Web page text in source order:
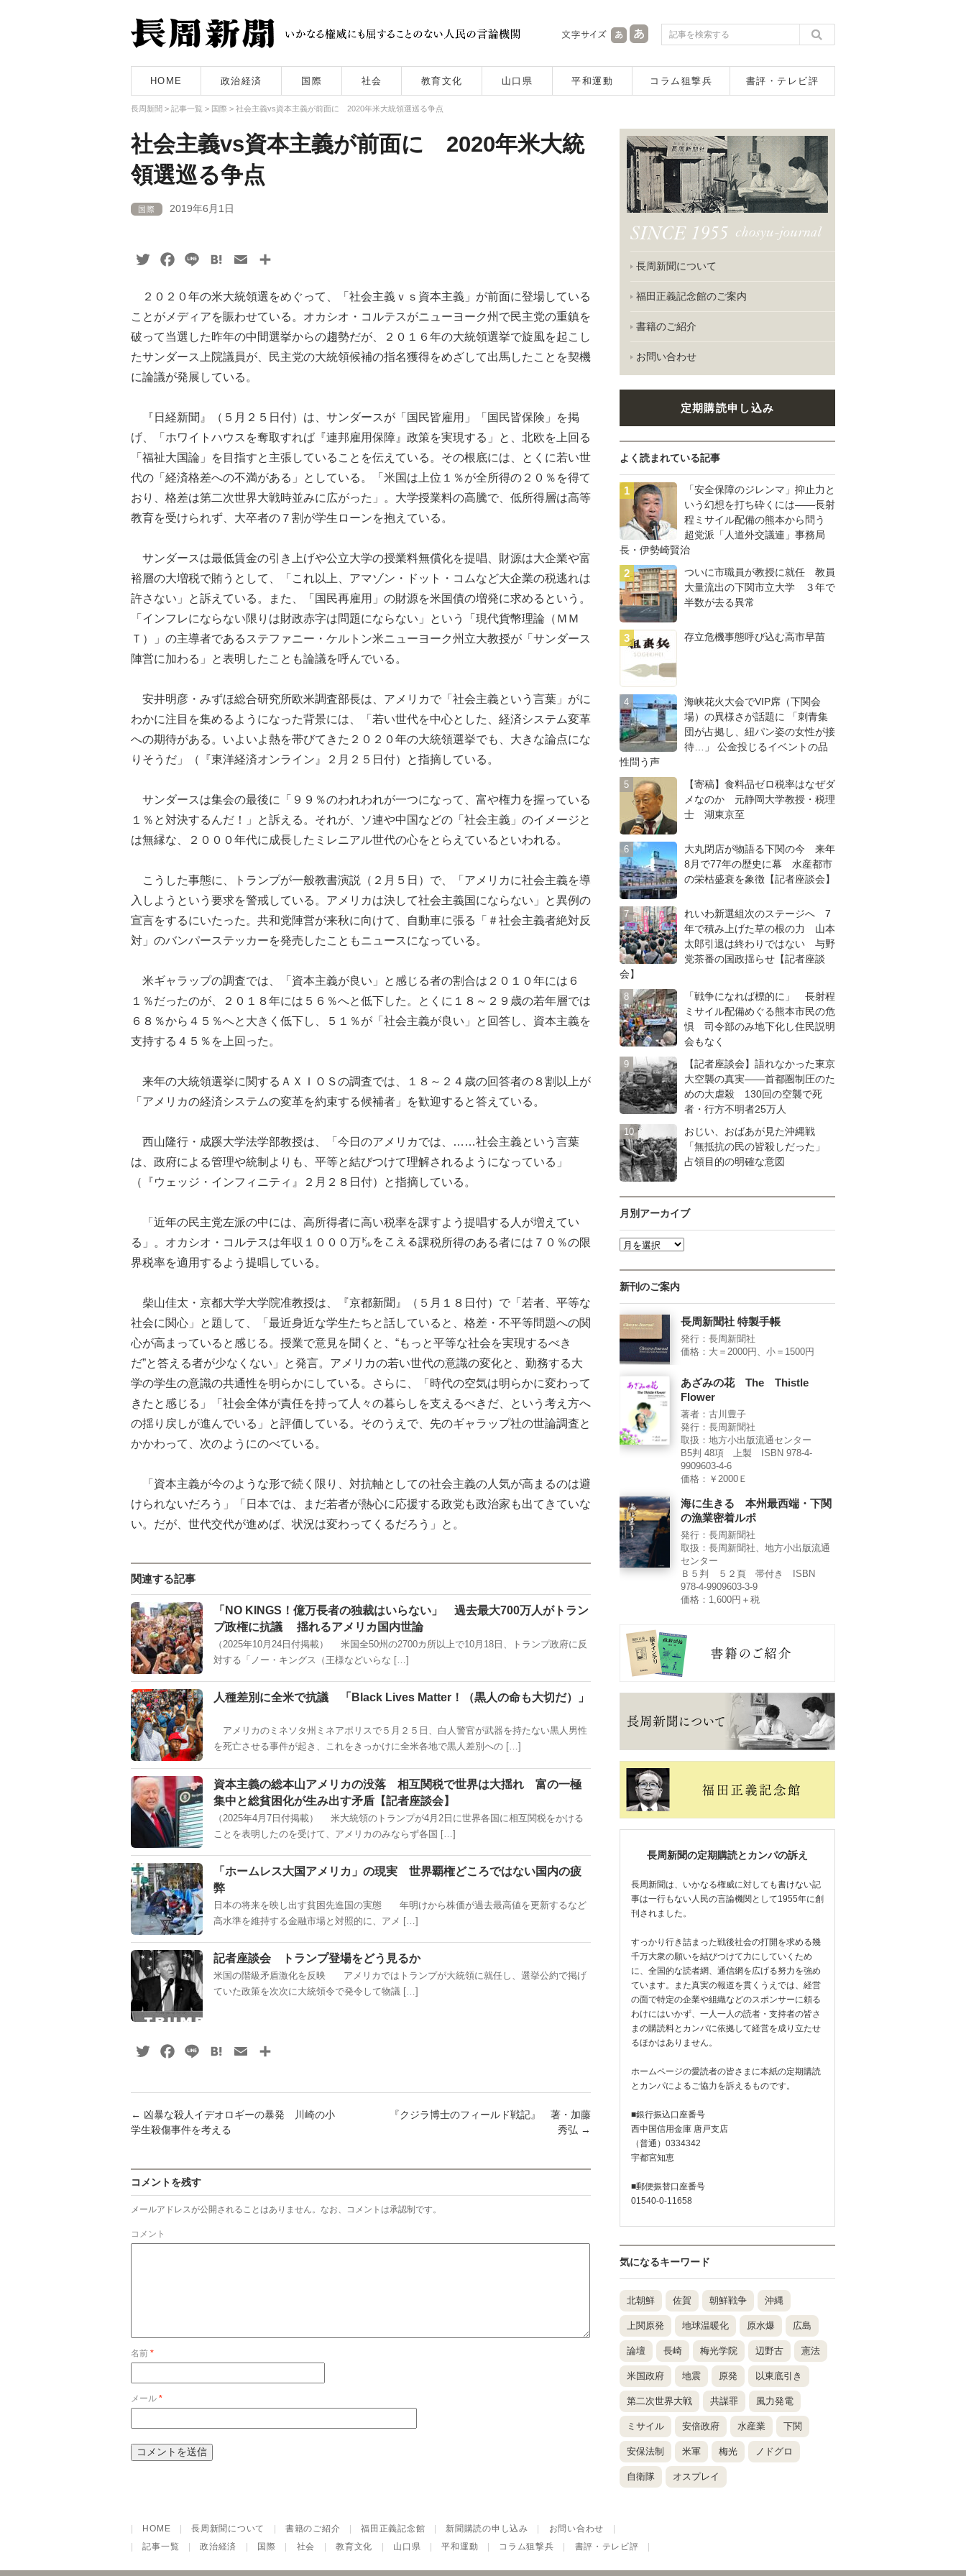
HOME 政治経済 国際 社会 教育文化 山口県 平和運動 コラム狙撃兵 書評・テレビ評
長周新聞 > 記事一覧 > 国際 > 社会主義vs資本主義が前面に 2020年米大統領選巡る争点
社会主義vs資本主義が前面に 2020年米大統
領選巡る争点
国際 2019年6月1日
TwitterFacebook
Line HatenaEmail
２０２０年の米大統領選をめぐって、「社会主義ｖｓ資本主義」が前面に登場している
ことがメディアを賑わせている。オカシオ・コルテスがニューヨーク州で民主党の重鎮を
破って当選した昨年の中間選挙からの趨勢だが、２０１６年の大統領選挙で旋風を起こし
たサンダース上院議員が、民主党の大統領候補の指名獲得をめざして出馬したことを契機
に論議が発展している。
『日経新聞』（５月２５日付）は、サンダースが「国民皆雇用」「国民皆保険」を掲
げ、「ホワイトハウスを奪取すれば『連邦雇用保障』政策を実現する」と、北欧を上回る
「福祉大国論」を目指すと主張していることを伝えている。その根底には、とくに若い世
代の「経済格差への不満がある」としている。「米国は上位１％が全所得の２０％を得て
おり、格差は第二次世界大戦時並みに広がった」。大学授業料の高騰で、低所得層は高等
教育を受けられず、大卒者の７割が学生ローンを抱えている。
サンダースは最低賃金の引き上げや公立大学の授業料無償化を提唱、財源は大企業や富
裕層の大増税で賄うとして、「これ以上、アマゾン・ドット・コムなど大企業の税逃れは
許さない」と訴えている。また、「国民再雇用」の財源を米国債の増発に求めるという。
「インフレにならない限りは財政赤字は問題にならない」という「現代貨幣理論（ＭＭ
Ｔ）」の主導者であるステファニー・ケルトン米ニューヨーク州立大教授が「サンダース
陣営に加わる」と表明したことも論議を呼んでいる。
安井明彦・みずほ総合研究所欧米調査部長は、アメリカで「社会主義という言葉」がに
わかに注目を集めるようになった背景には、「若い世代を中心とした、経済システム変革
への期待がある。いよいよ熱を帯びてきた２０２０年の大統領選挙でも、大きな論点にな
りそうだ」（『東洋経済オンライン』２月２５日付）と指摘している。
サンダースは集会の最後に「９９％のわれわれが一つになって、富や権力を握っている
１％と対決するんだ！」と訴える。それが、ソ連や中国などの「社会主義」のイメージと
は無縁な、２０００年代に成長したミレニアル世代の心をとらえているといわれる。
こうした事態に、トランプが一般教書演説（２月５日）で、「アメリカに社会主義を導
入しようという要求を警戒している。アメリカは決して社会主義国にならない」と異例の
宣言をするにいたった。共和党陣営が来秋に向けて、自動車に張る「＃社会主義者絶対反
対」のバンパーステッカーを発売したこともニュースになっている。
米ギャラップの調査では、「資本主義が良い」と感じる者の割合は２０１０年には６
１％だったのが、２０１８年には５６％へと低下した。とくに１８～２９歳の若年層では
６８％から４５％へと大きく低下し、５１％が「社会主義が良い」と回答し、資本主義を
支持する４５％を上回った。
来年の大統領選挙に関するＡＸＩＯＳの調査では、１８～２４歳の回答者の８割以上が
「アメリカの経済システムの変革を約束する候補者」を歓迎すると答えている。
西山隆行・成蹊大学法学部教授は、「今日のアメリカでは、……社会主義という言葉
は、政府による管理や統制よりも、平等と結びつけて理解されるようになっている」
（『ウェッジ・インフィニティ』２月２８日付）と指摘している。
「近年の民主党左派の中には、高所得者に高い税率を課すよう提唱する人が増えてい
る」。オカシオ・コルテスは年収１０００万㌦をこえる課税所得のある者には７０％の限
界税率を適用するよう提唱している。
柴山佳太・京都大学大学院准教授は、『京都新聞』（５月１８日付）で「若者、平等な
社会に関心」と題して、「最近身近な学生たちと話していると、格差・不平等問題への関
心が高まっていると感じる。授業で意見を聞くと、“もっと平等な社会を実現するべき
だ”と答える者が少なくない」と発言。アメリカの若い世代の意識の変化と、勤務する大
学の学生の意識の共通性を明らかにしている。さらに、「時代の空気は明らかに変わって
きたと感じる」「社会全体が責任を持って人々の暮らしを支えるべきだ、という考え方へ
の揺り戻しが進んでいる」と評価している。そのうえで、先のギャラップ社の世論調査と
かかわって、次のようにのべている。
「資本主義が今のような形で続く限り、対抗軸としての社会主義の人気が高まるのは避
けられないだろう」「日本では、まだ若者が熱心に応援する政党も政治家も出てきていな
い。だが、世代交代が進めば、状況は変わってくるだろう」と。
関連する記事
「NO KINGS！億万長者の独裁はいらない」 過去最大700万人がトラン
プ政権に抗議 揺れるアメリカ国内世論
（2025年10月24日付掲載） 米国全50州の2700カ所以上で10月18日、トランプ政府に反
対する「ノー・キングス（王様などいらな […]
人種差別に全米で抗議 「Black Lives Matter！（黒人の命も大切だ）」
アメリカのミネソタ州ミネアポリスで５月２５日、白人警官が武器を持たない黒人男性
を死亡させる事件が起き、これをきっかけに全米各地で黒人差別への […]
資本主義の総本山アメリカの没落 相互関税で世界は大揺れ 富の一極
集中と総貧困化が生み出す矛盾【記者座談会】
（2025年4月7日付掲載） 米大統領のトランプが4月2日に世界各国に相互関税をかける
ことを表明したのを受けて、アメリカのみならず各国 […]
「ホームレス大国アメリカ」の現実 世界覇権どころではない国内の疲
弊
日本の将来を映し出す貧困先進国の実態 年明けから株価が過去最高値を更新するなど
高水準を維持する金融市場と対照的に、アメ […]
記者座談会 トランプ登場をどう見るか
米国の階級矛盾激化を反映 アメリカではトランプが大統領に就任し、選挙公約で掲げ
ていた政策を次次に大統領令で発令して物議 […]
TwitterFacebook
Line HatenaEmail
← 凶暴な殺人イデオロギーの暴発 川崎の小
学生殺傷事件を考える
『クジラ博士のフィールド戦記』 著・加藤
秀弘 →
コメントを残す
メールアドレスが公開されることはありません。なお、コメントは承認制です。
コメント
名前 *
メール *
長周新聞について
福田正義記念館のご案内
書籍のご紹介
お問い合わせ
定期購読申し込み
よく読まれている記事
「安全保障のジレンマ」抑止力と
いう幻想を打ち砕くには――長射
程ミサイル配備の熊本から問う
超党派「人道外交議連」事務局
長・伊勢崎賢治
ついに市職員が教授に就任 教員
大量流出の下関市立大学 ３年で
半数が去る異常
存立危機事態呼び込む高市早苗
海峡花火大会でVIP席（下関会
場）の異様さが話題に 「刺青集
団が占拠し、紐パン姿の女性が接
待…」 公金投じるイベントの品
性問う声
【寄稿】食料品ゼロ税率はなぜダ
メなのか 元静岡大学教授・税理
士 湖東京至
大丸閉店が物語る下関の今 来年
8月で77年の歴史に幕 水産都市
の栄枯盛衰を象徴【記者座談会】
れいわ新選組次のステージへ 7
年で積み上げた草の根の力 山本
太郎引退は終わりではない 与野
党茶番の国政揺らせ【記者座談
会】
「戦争になれば標的に」 長射程
ミサイル配備めぐる熊本市民の危
惧 司令部のみ地下化し住民説明
会もなく
【記者座談会】語れなかった東京
大空襲の真実――首都圏制圧のた
めの大虐殺 130回の空襲で死
者・行方不明者25万人
おじい、おばあが見た沖縄戦
「無抵抗の民の皆殺しだった」
占領目的の明確な意図
月別アーカイブ
新刊のご案内
長周新聞社 特製手帳
発行：長周新聞社
価格：大＝2000円、小＝1500円
あざみの花 The Thistle
Flower
著者：古川豊子
発行：長周新聞社
取扱：地方小出版流通センター
B5判 48項 上製 ISBN 978-4-
9909603-4-6
価格：￥2000Ｅ
海に生きる 本州最西端・下関
の漁業密着ルポ
発行：長周新聞社
取扱：長周新聞社、地方小出版流通
センター
Ｂ５判 ５２頁 帯付き ISBN
978-4-9909603-3-9
価格：1,600円＋税
長周新聞の定期購読とカンパの訴え
長周新聞は、いかなる権威に対しても書けない記
事は一行もない人民の言論機関として1955年に創
刊されました。
すっかり行き詰まった戦後社会の打開を求める幾
千万大衆の願いを結びつけて力にしていくため
に、全国的な読者網、通信網を広げる努力を強め
ています。また真実の報道を貫くうえでは、経営
の面で特定の企業や組織などのスポンサーに頼る
わけにはいかず、一人一人の読者・支持者の皆さ
まの購読料とカンパに依拠して経営を成り立たせ
るほかはありません。
ホームページの愛読者の皆さまに本紙の定期購読
とカンパによるご協力を訴えるものです。
■銀行振込口座番号
西中国信用金庫 唐戸支店
（普通）0334342
宇都宮知恵
■郵便振替口座番号
01540-0-11658
気になるキーワード
北朝鮮 佐賀 朝鮮戦争 沖縄
上関原発 地球温暖化 原水爆 広島
論壇 長崎 梅光学院 辺野古 憲法
米国政府 地震 原発 以東底引き
第二次世界大戦 共謀罪 風力発電
ミサイル 安倍政府 水産業 下関
安保法制 米軍 梅光 ノドグロ
自衛隊 オスプレイ
HOME |長周新聞について |書籍のご紹介 |福田正義記念館 新聞購読の申し込み お問い合わせ
|記事一覧 |政治経済 国際 社会 |教育文化 山口県 |平和運動 コラム狙撃兵 書評・テレビ評